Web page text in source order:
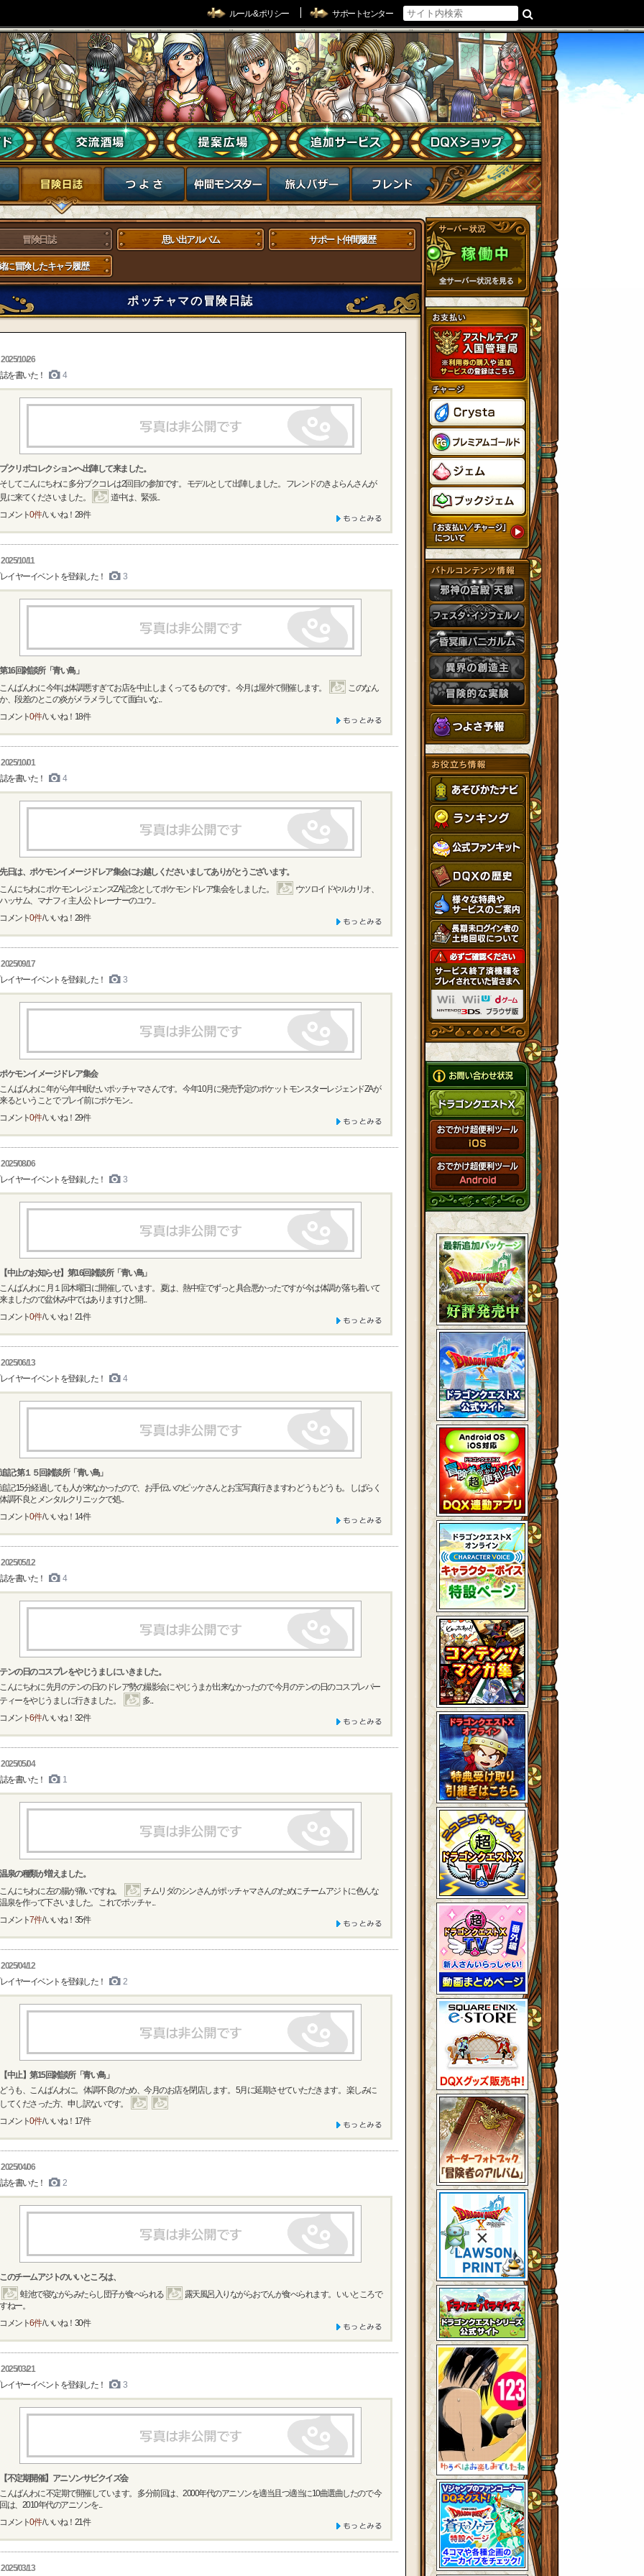
ルール & ポリシー サポートセンター
冒険日誌 思い出アルバム サポート仲間履歴
に冒険したキャラ履歴
ポッチャマの冒険日誌
2025/10/26
を書いた！
4
プクリポコレクションへ出陣して来ました。
そしてこんにちわに 多分プクコレは2回目の参加です。 モデルとして出陣しました。 フレンドのきよらんさんが
見に来てくださいました。
道中は、緊張...
コメント0件/ いいね！ 28件
2025/10/11
イヤーイベントを登録した！
3
第16回雑談所「青い鳥」
こんばんわに 今年は体調悪すぎてお店を中止しまくってるものです。 今月は屋外で開催します。
このなん
か、段差のとこの炎がメラメラしてて面白いな...
コメント0件/ いいね！ 18件
2025/10/01
を書いた！
4
先日は、ポケモンイメージドレア集会にお越しくださいましてありがとうございます。
こんにちわに ポケモンレジェンズZA記念としてポケモンドレア集会をしました。
ウツロイドやルカリオ、
ハッサム、マナフィ 主人公トレーナーのユウ...
コメント0件/ いいね！ 28件
2025/09/17
イヤーイベントを登録した！
3
ポケモンイメージドレア集会
こんばんわに 年がら年中眠たいポッチャマさんです。 今年10月に発売予定のポケットモンスターレジェンドZAが
来るということで プレイ前にポケモン...
コメント0件/ いいね！ 29件
2025/08/06
イヤーイベントを登録した！
3
【中止のお知らせ】第16回雑談所「青い鳥」
こんばんわに 月１回木曜日に開催しています。 夏は、熱中症でずっと具合悪かったですが 今は体調が落ち着いて
来ましたので盆休み中ではありますけど開...
コメント0件/ いいね！ 21件
2025/06/13
イヤーイベントを登録した！
4
追記:第１５回雑談所「青い鳥」
追記:15分経過しても人が来なかったので、お手伝いのピッケさんとお宝写真行きますわ どうもどうも。 しばらく
体調不良とメンタルクリニックで処...
コメント0件/ いいね！ 14件
2025/05/12
を書いた！
4
テンの日のコスプレをやじうましにいきました。
こんにちわに 先月のテンの日のドレア勢の撮影会に やじうまが出来なかったので 今月のテンの日のコスプレパー
ティーをやじうましに行きました。
多...
コメント6件/ いいね！ 32件
2025/05/04
を書いた！
1
温泉の種類が増えました。
こんにちわに 左の腸が痛いですね。
チムリダのシンさんがポッチャマさんのために チームアジトに色んな
温泉を作って下さいました。 これでポッチャ...
コメント7件/ いいね！ 35件
2025/04/12
イヤーイベントを登録した！
2
【中止】第15回雑談所「青い鳥」
どうも、こんばんわに。 体調不良のため、今月のお店を閉店します。 5月に延期させていただきます。 楽しみに
してくださった方、申し訳ないです。
コメント0件/ いいね！ 17件
2025/04/06
を書いた！
2
このチームアジトのいいところは、
蛙池で寝ながらみたらし団子が食べられる
露天風呂入りながらおでんが食べられます。 いいところで
すねー。
コメント6件/ いいね！ 30件
2025/03/21
イヤーイベントを登録した！
3
【不定期開催】アニソンサビクイズ会
こんばんわに 不定期で開催しています。 多分前回は、2000年代のアニソンを適当且つ適当に10曲選曲したので 今
回は、2010年代のアニソンを...
コメント0件/ いいね！ 21件
2025/03/13